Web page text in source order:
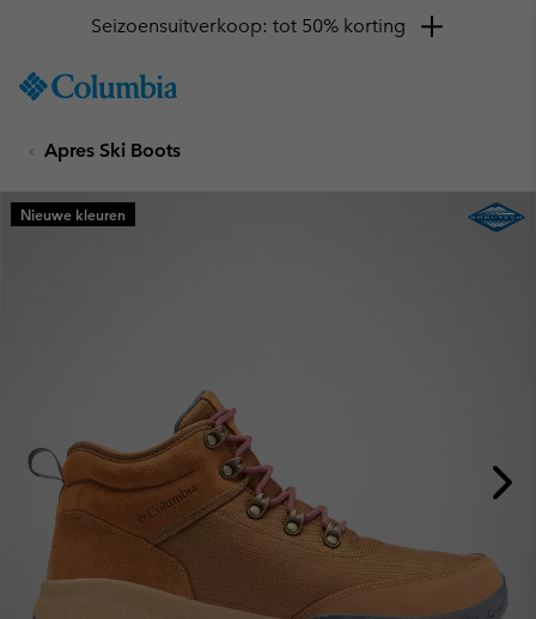
TO
SKIP
MAIN
NAV
Seizoensuitverkoop: tot 50% korting
Apres Ski Boots
Nieuwe kleuren